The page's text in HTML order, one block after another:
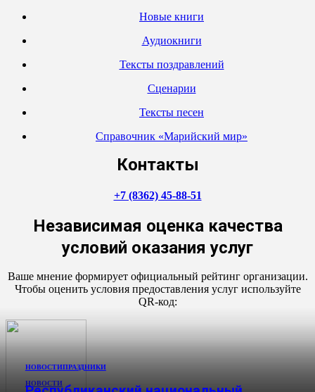
НОВОСТИ
НОВОСТИПРАЗДНИКИ
Новые книги
Аудиокниги
Тексты поздравлений
Сценарии
Тексты песен
Справочник «Марийский мир»
Контакты
+7 (8362) 45-88-51
Независимая оценка качества
условий оказания услуг
Ваше мнение формирует официальный рейтинг организации.
Чтобы оценить условия предоставления услуг используйте
QR-код: